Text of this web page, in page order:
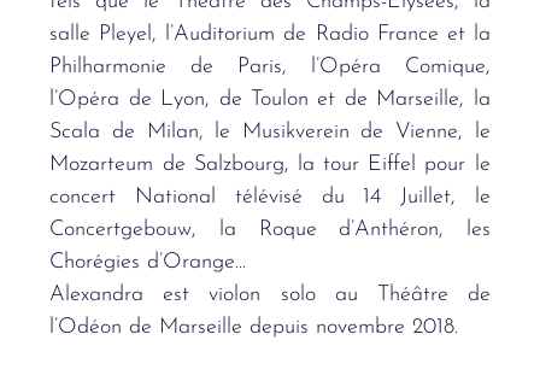
salle Pleyel, l’Auditorium de Radio France et la
Philharmonie de Paris, l’Opéra Comique,
l’Opéra de Lyon, de Toulon et de Marseille, la
Scala de Milan, le Musikverein de Vienne, le
Mozarteum de Salzbourg, la tour Eiffel pour le
concert National télévisé du 14 Juillet, le
Concertgebouw, la Roque d’Anthéron, les
Chorégies d’Orange…
Alexandra est violon solo au Théâtre de
l’Odéon de Marseille depuis novembre 2018.